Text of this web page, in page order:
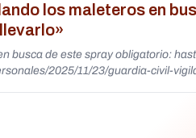
los maleteros en
busca de este spray obligatorio:
2025/11/23/guardia-civil-